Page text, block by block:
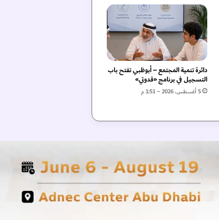
دائرة تنمية المجتمع – أبوظبي تفتح باب
التسجيل في برنامج «قدوتي»
5 أغسطس، 2026 – 1:51 م